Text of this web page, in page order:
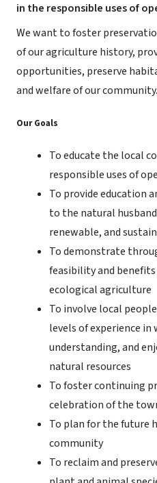
in the responsible uses of
We want to foster
of our agriculture history,
opportunities, preserve
and welfare of our community.
Our Goals
To educate the local
responsible uses of
To provide education
to the natural
renewable, and
To demonstrate
feasibility and
ecological agriculture
To involve local
levels of experience
understanding, and
natural resources
To foster continuing
celebration of the
To plan for the future
community
To reclaim and